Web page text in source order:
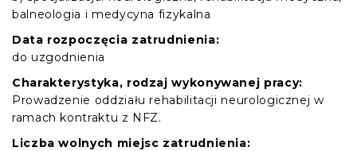
balneologia i medycyna fizykalna
Data rozpoczęcia zatrudnienia:
do uzgodnienia
Charakterystyka, rodzaj wykonywanej pracy:
Prowadzenie oddziału rehabilitacji neurologicznej w
ramach kontraktu z NFZ.
Liczba wolnych miejsc zatrudnienia: